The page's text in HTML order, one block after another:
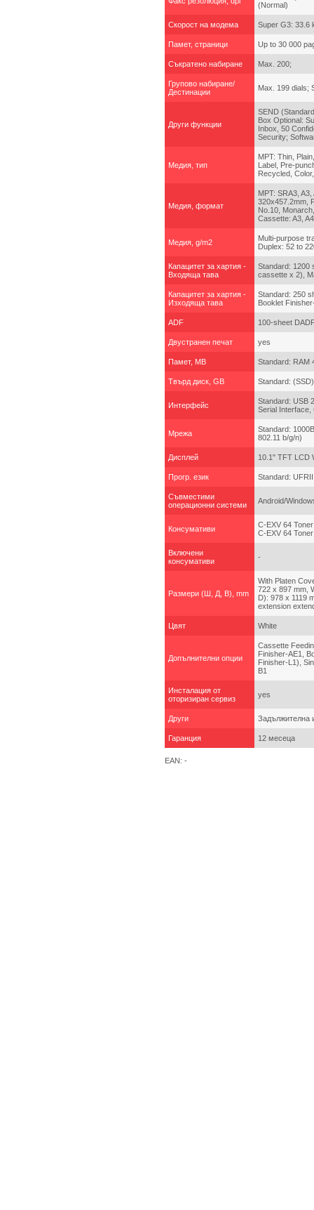
(Normal)
Скорост на модема Super G3: 33.6
Памет, страници Up to 30 000
Съкратено набиране Max. 200;
Групово набиране/
Дестинации
Max. 199 dials;
Други функции
SEND
Box Optional:
Inbox, 50
Security;
Медия, тип
MPT: Thin,
Label, Pre-
Recycled,
Медия, формат
MPT: SRA3,
320x457.2mm,
No.10,
Cassette: A3,
Медия, g/m2
Multi-purpose
Duplex: 52 to
Капацитет за хартия -
Входяща тава
Standard: 1200
cassette x 2),
Капацитет за хартия -
Изходяща тава
Standard: 250
Booklet
ADF 100-sheet
Двустранен печат yes
Памет, MB Standard: RAM
Твърд диск, GB Standard:
Интерфейс
Standard: USB
Serial Interface,
Мрежа
Standard:
802.11 b/g/n)
Дисплей 10.1" TFT LCD
Прогр. език Standard:
Съвместими
операционни системи
Android/
Консумативи
C-EXV 64
C-EXV 64
Включени
консумативи
-
Размери (Ш, Д, В), mm
With Platen
722 x 897 mm,
D): 978 x 1119
extension
Цвят White
Допълнителни опции
Cassette
Finisher-AE1,
Finisher-L1),
B1
Инсталация от
оторизиран сервиз
yes
Други Задължителна
Гаранция 12 месеца
EAN: -